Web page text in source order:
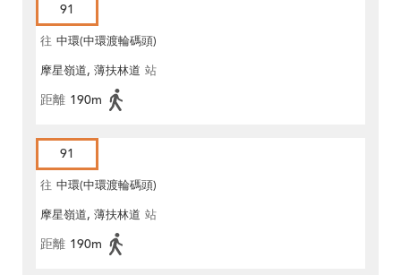
91
往 中環(中環渡輪碼頭)
摩星嶺道, 薄扶林道 站
距離 190m
91
往 中環(中環渡輪碼頭)
摩星嶺道, 薄扶林道 站
距離 190m